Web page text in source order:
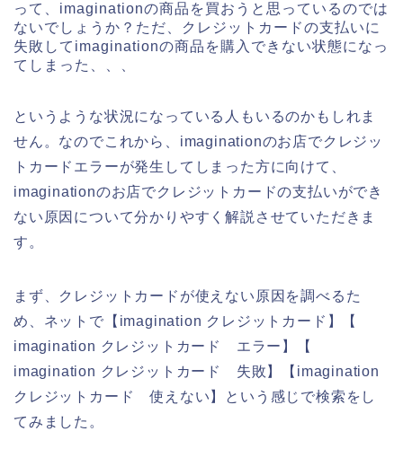
って、imaginationの商品を買おうと思っているのでは
ないでしょうか？ただ、クレジットカードの支払いに
失敗してimaginationの商品を購入できない状態になっ
てしまった、、、
というような状況になっている人もいるのかもしれま
せん。なのでこれから、imaginationのお店でクレジッ
トカードエラーが発生してしまった方に向けて、
imaginationのお店でクレジットカードの支払いができ
ない原因について分かりやすく解説させていただきま
す。
まず、クレジットカードが使えない原因を調べるた
め、ネットで【imagination クレジットカード】【
imagination クレジットカード エラー】【
imagination クレジットカード 失敗】【imagination
クレジットカード 使えない】という感じで検索をし
てみました。